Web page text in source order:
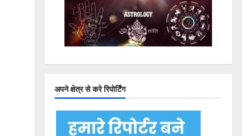
अपने क्षेत्र से करे रिपोर्टिंग